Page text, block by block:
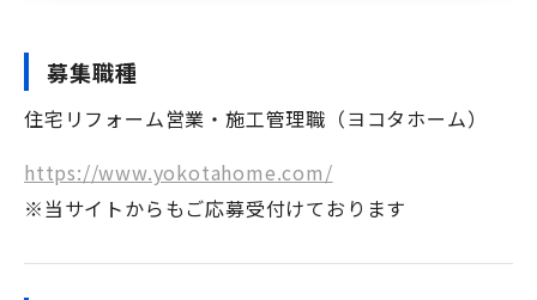
募集職種
住宅リフォーム営業・施工管理職（ヨコタホーム）
https://www.yokotahome.com/
※当サイトからもご応募受付けております